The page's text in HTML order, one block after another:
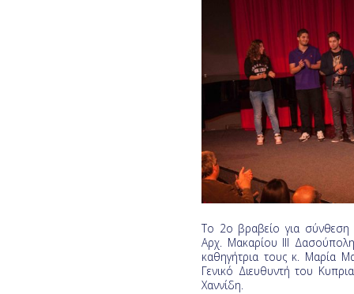
Το 2ο βραβείο για σύνθεση
Αρχ. Μακαρίου III
καθηγήτρια τους κ. Μαρία
Γενικό Διευθυντή του
Χαννίδη.